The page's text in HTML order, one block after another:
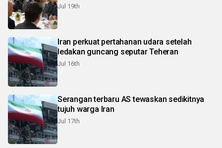
Jul 19th
Iran perkuat pertahanan udara setelah
ledakan guncang seputar Teheran
Jul 16th
Serangan terbaru AS tewaskan sedikitnya
tujuh warga Iran
Jul 17th